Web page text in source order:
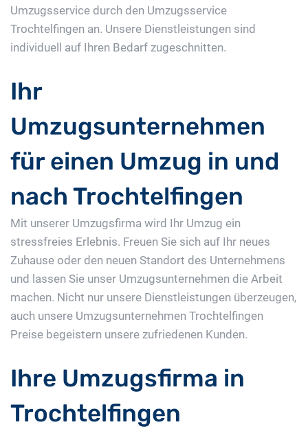
Umzugsservice durch den Umzugsservice
Trochtelfingen an. Unsere Dienstleistungen sind
individuell auf Ihren Bedarf zugeschnitten.
Ihr
Umzugsunternehmen
für einen Umzug in und
nach Trochtelfingen
Mit unserer Umzugsfirma wird Ihr Umzug ein
stressfreies Erlebnis. Freuen Sie sich auf Ihr neues
Zuhause oder den neuen Standort des Unternehmens
und lassen Sie unser Umzugsunternehmen die Arbeit
machen. Nicht nur unsere Dienstleistungen überzeugen,
auch unsere Umzugsunternehmen Trochtelfingen
Preise begeistern unsere zufriedenen Kunden.
Ihre Umzugsfirma in
Trochtelfingen